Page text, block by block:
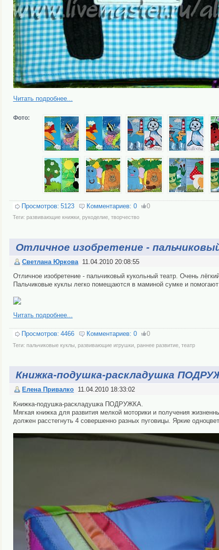
Читать подробнее...
Фото:
Просмотров: 5123 Комментариев: 0 0
Теги: развивающие книжки, рукоделие, творчество
Отличное изобретение -
Светлана Юркова 11.04.2010 20:08:55
Отличное изобретение - пальчиковый кукольный театр. Очень
Пальчиковые куклы легко помещаются в маминой сумке и
Читать подробнее...
Просмотров: 4466 Комментариев: 0 0
Теги: пальчиковые куклы развивающие игрушки, раннее развитие, театр
Книжка-подушка-раскладушка
Елена Привалко 11.04.2010 18:33:02
Книжка-подушка-раскладушка ПОДРУЖКА.
Мягкая книжка для развития мелкой моторики и получения
должен расстегнуть 4 совершенно разных пуговицы. Яркие